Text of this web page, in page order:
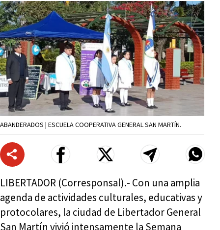
ABANDERADOS | ESCUELA COOPERATIVA GENERAL SAN MARTÍN.
LIBERTADOR (Corresponsal).- Con una amplia
agenda de actividades culturales, educativas y
protocolares, la ciudad de Libertador General
San Martín vivió intensamente la Semana